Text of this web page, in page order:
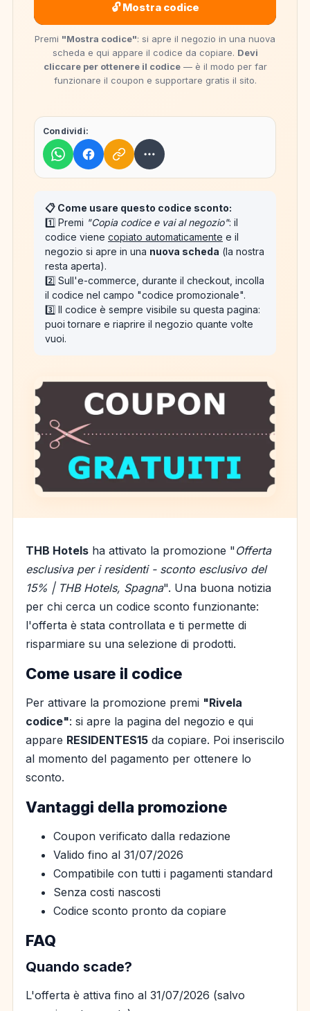
🔓 Mostra codice
Premi "Mostra codice": si apre il negozio in una nuova
scheda e qui appare il codice da copiare. Devi
cliccare per ottenere il codice— è il modo per far
funzionare il coupon e supportare gratis il sito.
Condividi:
📋 Come usare questo codice sconto:
1️⃣ Premi "Copia codice e vai al negozio": il
codice viene copiato automaticamente e il
negozio si apre in una nuova scheda (la nostra
resta aperta).
2️⃣ Sull'e-commerce, durante il checkout, incolla
il codice nel campo "codice promozionale".
3️⃣ Il codice è sempre visibile su questa pagina:
puoi tornare e riaprire il negozio quante volte
vuoi.
THB Hotels ha attivato la promozione "Offerta
esclusiva per i residenti - sconto esclusivo del
15% | THB Hotels, Spagna". Una buona notizia
per chi cerca un codice sconto funzionante:
l'offerta è stata controllata e ti permette di
risparmiare su una selezione di prodotti.
Come usare il codice
Per attivare la promozione premi "Rivela
codice": si apre la pagina del negozio e qui
appare RESIDENTES15 da copiare. Poi inseriscilo
al momento del pagamento per ottenere lo
sconto.
Vantaggi della promozione
Coupon verificato dalla redazione
Valido fino al 31/07/2026
Compatibile con tutti i pagamenti standard
Senza costi nascosti
Codice sconto pronto da copiare
FAQ
Quando scade?
L'offerta è attiva fino al 31/07/2026 (salvo